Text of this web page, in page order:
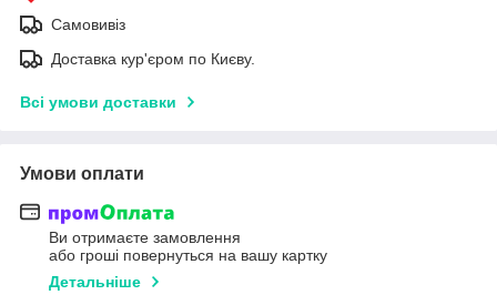
Самовивіз
Доставка кур'єром по Києву.
Всі умови доставки
Умови оплати
Ви отримаєте замовлення
або гроші повернуться на вашу картку
Детальніше